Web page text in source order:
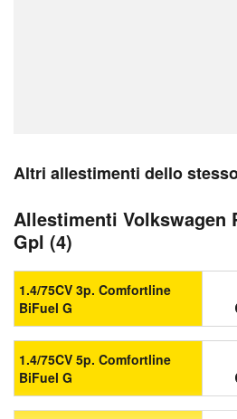
Altri allestimenti dello
Allestimenti Volkswagen
Gpl (4)
1.4/75CV 3p. Comfortline
BiFuel G
1.4/75CV 5p. Comfortline
BiFuel G